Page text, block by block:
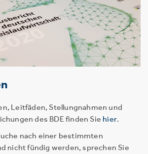
Leitfäden, Stellungnahmen und
des BDE finden Sie hier.
nach einer bestimmten
nicht fündig werden, sprechen Sie